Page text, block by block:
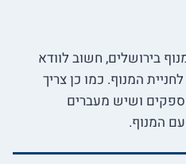
בירושלים, חשוב לוודא
המנוף. כמו כן צריך
ושיש מעברים
המנוף.